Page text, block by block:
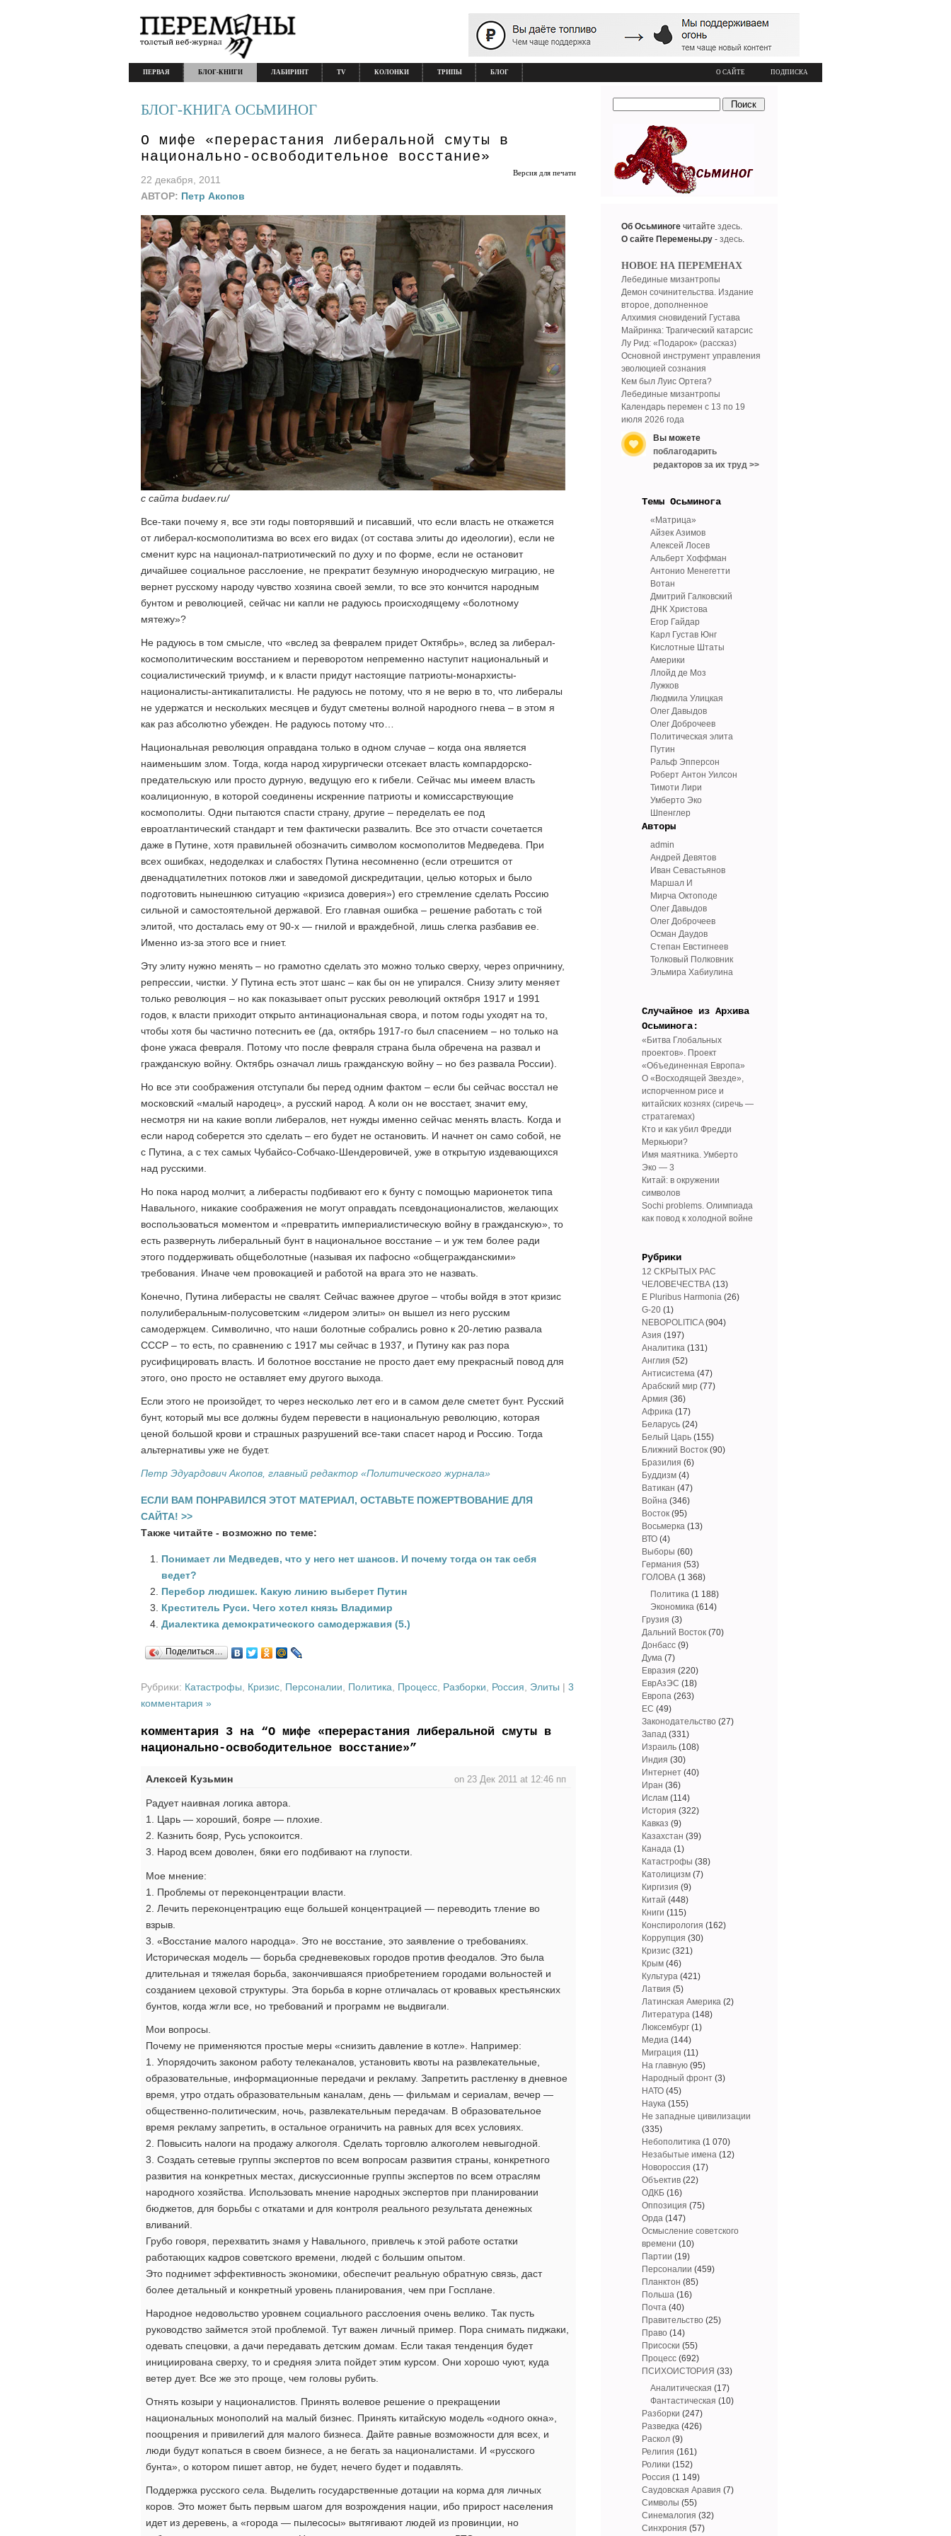
О САЙТЕ ПОДПИСКА
ПЕРВАЯ БЛОГ-КНИГИ ЛАБИРИНТ TV КОЛОНКИ ТРИПЫ БЛОГ
БЛОГ-КНИГА ОСЬМИНОГ
О мифе «перерастания либеральной смуты в
национально-освободительное восстание»
Версия для печати
22 декабря, 2011
АВТОР: Петр Акопов
с сайта budaev.ru/
Все-таки почему я, все эти годы повторявший и писавший, что если власть не откажется
от либерал-космополитизма во всех его видах (от состава элиты до идеологии), если не
сменит курс на национал-патриотический по духу и по форме, если не остановит
дичайшее социальное расслоение, не прекратит безумную инородческую миграцию, не
вернет русскому народу чувство хозяина своей земли, то все это кончится народным
бунтом и революцией, сейчас ни капли не радуюсь происходящему «болотному
мятежу»?
Не радуюсь в том смысле, что «вслед за февралем придет Октябрь», вслед за либерал-
космополитическим восстанием и переворотом непременно наступит национальный и
социалистический триумф, и к власти придут настоящие патриоты-монархисты-
националисты-антикапиталисты. Не радуюсь не потому, что я не верю в то, что либералы
не удержатся и нескольких месяцев и будут сметены волной народного гнева – в этом я
как раз абсолютно убежден. Не радуюсь потому что…
Национальная революция оправдана только в одном случае – когда она является
наименьшим злом. Тогда, когда народ хирургически отсекает власть компардорско-
предательскую или просто дурную, ведущую его к гибели. Сейчас мы имеем власть
коалиционную, в которой соединены искренние патриоты и комиссарствующие
космополиты. Одни пытаются спасти страну, другие – переделать ее под
евроатлантический стандарт и тем фактически развалить. Все это отчасти сочетается
даже в Путине, хотя правильней обозначить символом космополитов Медведева. При
всех ошибках, недоделках и слабостях Путина несомненно (если отрешится от
двенадцатилетних потоков лжи и заведомой дискредитации, целью которых и было
подготовить нынешнюю ситуацию «кризиса доверия») его стремление сделать Россию
сильной и самостоятельной державой. Его главная ошибка – решение работать с той
элитой, что досталась ему от 90-х — гнилой и враждебной, лишь слегка разбавив ее.
Именно из-за этого все и гниет.
Эту элиту нужно менять – но грамотно сделать это можно только сверху, через опричнину,
репрессии, чистки. У Путина есть этот шанс – как бы он не упирался. Снизу элиту меняет
только революция – но как показывает опыт русских революций октября 1917 и 1991
годов, к власти приходит открыто антинациональная свора, и потом годы уходят на то,
чтобы хотя бы частично потеснить ее (да, октябрь 1917-го был спасением – но только на
фоне ужаса февраля. Потому что после февраля страна была обречена на развал и
гражданскую войну. Октябрь означал лишь гражданскую войну – но без развала России).
Но все эти соображения отступали бы перед одним фактом – если бы сейчас восстал не
московский «малый народец», а русский народ. А коли он не восстает, значит ему,
несмотря ни на какие вопли либералов, нет нужды именно сейчас менять власть. Когда и
если народ соберется это сделать – его будет не остановить. И начнет он само собой, не
с Путина, а с тех самых Чубайсо-Собчако-Шендеровичей, уже в открытую издевающихся
над русскими.
Но пока народ молчит, а либерасты подбивают его к бунту с помощью марионеток типа
Навального, никакие соображения не могут оправдать псевдонационалистов, желающих
воспользоваться моментом и «превратить империалистическую войну в гражданскую», то
есть развернуть либеральный бунт в национальное восстание – и уж тем более ради
этого поддерживать общеболотные (называя их пафосно «общегражданскими»
требования. Иначе чем провокацией и работой на врага это не назвать.
Конечно, Путина либерасты не свалят. Сейчас важнее другое – чтобы войдя в этот кризис
полулиберальным-полусоветским «лидером элиты» он вышел из него русским
самодержцем. Символично, что наши болотные собрались ровно к 20-летию развала
СССР – то есть, по сравнению с 1917 мы сейчас в 1937, и Путину как раз пора
русифицировать власть. И болотное восстание не просто дает ему прекрасный повод для
этого, оно просто не оставляет ему другого выхода.
Если этого не произойдет, то через несколько лет его и в самом деле сметет бунт. Русский
бунт, который мы все должны будем перевести в национальную революцию, которая
ценой большой крови и страшных разрушений все-таки спасет народ и Россию. Тогда
альтернативы уже не будет.
Петр Эдуардович Акопов, главный редактор «Политического журнала»
ЕСЛИ ВАМ ПОНРАВИЛСЯ ЭТОТ МАТЕРИАЛ, ОСТАВЬТЕ ПОЖЕРТВОВАНИЕ ДЛЯ
САЙТА! >>
Также читайте - возможно по теме:
Понимает ли Медведев, что у него нет шансов. И почему тогда он так себя
ведет?
Перебор людишек. Какую линию выберет Путин
Креститель Руси. Чего хотел князь Владимир
Диалектика демократического самодержавия (5.)
Поделиться…
Рубрики: Катастрофы Кризис Персоналии Политика Процесс Разборки Россия Элиты | 3
комментария »
комментария 3 на “О мифе «перерастания либеральной смуты в
национально-освободительное восстание»”
on 23 Дек 2011 at 12:46 пп
Алексей Кузьмин
Радует наивная логика автора.
1. Царь — хороший, бояре — плохие.
2. Казнить бояр, Русь успокоится.
3. Народ всем доволен, бяки его подбивают на глупости.
Мое мнение:
1. Проблемы от переконцентрации власти.
2. Лечить переконцентрацию еще большей концентрацией — переводить тление во
взрыв.
3. «Восстание малого народца». Это не восстание, это заявление о требованиях.
Историческая модель — борьба средневековых городов против феодалов. Это была
длительная и тяжелая борьба, закончившаяся приобретением городами вольностей и
созданием цеховой структуры. Эта борьба в корне отличалась от кровавых крестьянских
бунтов, когда жгли все, но требований и программ не выдвигали.
Мои вопросы.
Почему не применяются простые меры «снизить давление в котле». Например:
1. Упорядочить законом работу телеканалов, установить квоты на развлекательные,
образовательные, информационные передачи и рекламу. Запретить растленку в дневное
время, утро отдать образовательным каналам, день — фильмам и сериалам, вечер —
общественно-политическим, ночь, развлекательным передачам. В образовательное
время рекламу запретить, в остальное ограничить на равных для всех условиях.
2. Повысить налоги на продажу алкоголя. Сделать торговлю алкоголем невыгодной.
3. Создать сетевые группы экспертов по всем вопросам развития страны, конкретного
развития на конкретных местах, дискуссионные группы экспертов по всем отраслям
народного хозяйства. Использовать мнение народных экспертов при планировании
бюджетов, для борьбы с откатами и для контроля реального результата денежных
вливаний.
Грубо говоря, перехватить знамя у Навального, привлечь к этой работе остатки
работающих кадров советского времени, людей с большим опытом.
Это поднимет эффективность экономики, обеспечит реальную обратную связь, даст
более детальный и конкретный уровень планирования, чем при Госплане.
Народное недовольство уровнем социального расслоения очень велико. Так пусть
руководство займется этой проблемой. Тут важен личный пример. Пора снимать пиджаки,
одевать спецовки, а дачи передавать детским домам. Если такая тенденция будет
инициирована сверху, то и средняя элита пойдет этим курсом. Они хорошо чуют, куда
ветер дует. Все же это проще, чем головы рубить.
Отнять козыри у националистов. Принять волевое решение о прекращении
национальных монополий на малый бизнес. Принять китайскую модель «одного окна»,
поощрения и привилегий для малого бизнеса. Дайте равные возможности для всех, и
люди будут копаться в своем бизнесе, а не бегать за националистами. И «русского
бунта», о котором пишет автор, не будет, нечего будет и подавлять.
Поддержка русского села. Выделить государственные дотации на корма для личных
коров. Это может быть первым шагом для возрождения нации, ибо прирост населения
идет из деревень, а «города — пылесосы» вытягивают людей из провинции, но
Об Осьминоге читайте здесь.
О сайте Перемены.ру - здесь.
НОВОЕ НА ПЕРЕМЕНАХ
Лебединые мизантропы
Демон сочинительства. Издание
второе, дополненное
Алхимия сновидений Густава
Майринка: Трагический катарсис
Лу Рид: «Подарок» (рассказ)
Основной инструмент управления
эволюцией сознания
Кем был Луис Ортега?
Лебединые мизантропы
Календарь перемен с 13 по 19
июля 2026 года
Вы можете
поблагодарить
редакторов за их труд >>
Tемы Осьминога
«Матрица»
Айзек Азимов
Алексей Лосев
Альберт Хоффман
Антонио Менегетти
Вотан
Дмитрий Галковский
ДНК Христова
Егор Гайдар
Карл Густав Юнг
Кислотные Штаты
Америки
Ллойд де Моз
Лужков
Людмила Улицкая
Олег Давыдов
Олег Доброчеев
Политическая элита
Путин
Ральф Эпперсон
Роберт Антон Уилсон
Тимоти Лири
Умберто Эко
Шпенглер
Авторы
admin
Андрей Девятов
Иван Севастьянов
Маршал И
Мирча Октоподе
Олег Давыдов
Олег Доброчеев
Осман Даудов
Степан Евстигнеев
Толковый Полковник
Эльмира Хабиулина
Случайное из Архива
Осьминога:
«Битва Глобальных
проектов». Проект
«Объединенная Европа»
О «Восходящей Звезде»,
испорченном рисе и
китайских кознях (сиречь —
стратагемах)
Кто и как убил Фредди
Меркьюри?
Имя маятника. Умберто
Эко — 3
Китай: в окружении
символов
Sochi problems. Олимпиада
как повод к холодной войне
Рубрики
12 СКРЫТЫХ РАС
ЧЕЛОВЕЧЕСТВА (13)
E Pluribus Harmonia (26)
G-20 (1)
NEBOPOLITICA(904)
Азия (197)
Аналитика (131)
Англия (52)
Антисистема (47)
Арабский мир (77)
Армия (36)
Африка (17)
Беларусь (24)
Белый Царь (155)
Ближний Восток (90)
Бразилия (6)
Буддизм (4)
Ватикан (47)
Война (346)
Восток (95)
Восьмерка (13)
ВТО (4)
Выборы (60)
Германия (53)
ГОЛОВА (1 368)
Политика (1 188)
Экономика (614)
Грузия (3)
Дальний Восток (70)
Донбасс (9)
Дума (7)
Евразия (220)
ЕврАзЭС (18)
Европа (263)
ЕС (49)
Законодательство (27)
Запад (331)
Израиль (108)
Индия (30)
Интернет (40)
Иран (36)
Ислам (114)
История (322)
Кавказ (9)
Казахстан (39)
Канада (1)
Катастрофы (38)
Католицизм (7)
Киргизия (9)
Китай (448)
Книги (115)
Конспирология (162)
Коррупция (30)
Кризис (321)
Крым (46)
Культура (421)
Латвия (5)
Латинская Америка (2)
Литература (148)
Люксембург (1)
Медиа (144)
Миграция (11)
На главную (95)
Народный фронт (3)
НАТО (45)
Наука (155)
Не западные цивилизации
(335)
Небополитика (1 070)
Незабытые имена (12)
Новороссия (17)
Объектив (22)
ОДКБ (16)
Оппозиция (75)
Орда (147)
Осмысление советского
времени (10)
Партии (19)
Персоналии (459)
Планктон (85)
Польша (16)
Почта (40)
Правительство (25)
Право (14)
Присоски (55)
Процесс (692)
ПСИХОИСТОРИЯ (33)
Аналитическая (17)
Фантастическая (10)
Разборки (247)
Разведка (426)
Раскол (9)
Религия (161)
Ролики (152)
Россия (1 149)
Саудовская Аравия (7)
Символы (55)
Синемалогия (32)
Синхрония (57)